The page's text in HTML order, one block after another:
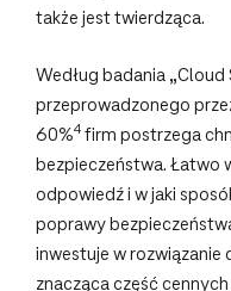
także jest twierdząca.
Według badania „Cloud
przeprowadzonego
60%4 firm postrzega
bezpieczeństwa. Łatwo
odpowiedź i w jaki
poprawy
inwestuje w rozwiązanie
znacząca część